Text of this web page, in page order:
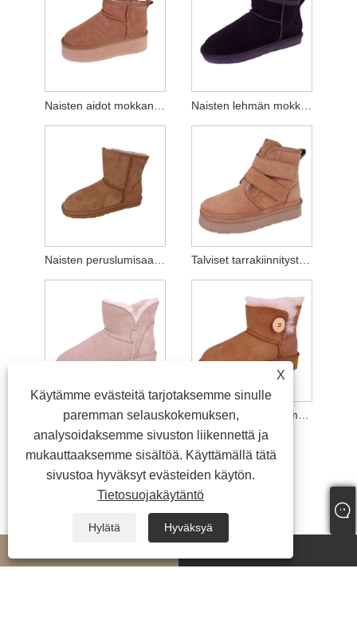
Naisten lehmän mokkanahkaiset lumisaappaat
Naisten peruslumisaappaat muistivaahdolla Talviset tarrakiinnitystasoiset lumisaappaat
Naisten aidot mokkanahkanilkkurit
X
Käytämme evästeitä tarjotaksemme sinulle
paremman selauskokemuksen,
analysoidaksemme sivuston liikennettä ja
mukauttaaksemme sisältöä. Käyttämällä tätä
sivustoa hyväksyt evästeiden käytön.
Tietosuojakäytäntö
Hylätä Hyväksyä